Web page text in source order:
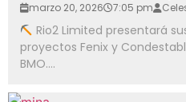
marzo 20, 2026 7:05 pm
Rio2 Limited presentará
proyectos Fenix y
BMO....